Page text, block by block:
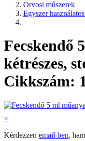
Orvosi műszerek
Egyszer
Fecskendő
kétrészes,
Cikkszám:
×
Kérdezzen email-ben,